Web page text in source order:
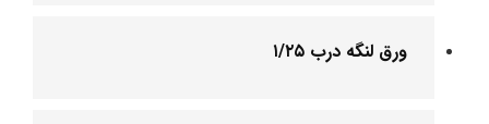
ورق لنگه درب ۱/۲۵